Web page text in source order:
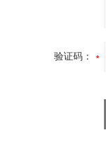
验证码：